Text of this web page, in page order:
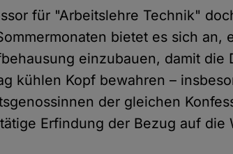
für "Arbeitslehre Technik"
bietet es sich an,
einzubauen, damit die
kühlen Kopf bewahren –
der gleichen
Erfindung der Bezug auf die